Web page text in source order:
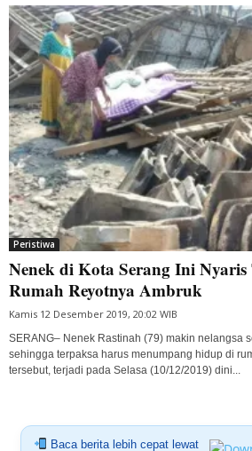
Peristiwa
Nenek di Kota Serang Ini
Rumah Reyotnya Ambruk
Kamis 12 Desember 2019, 20:02 WIB
SERANG– Nenek Rastinah (79) makin nelangsa
sehingga terpaksa harus menumpang hidup di
tersebut, terjadi pada Selasa (10/12/2019) dini...
Baca berita lebih cepat lewat